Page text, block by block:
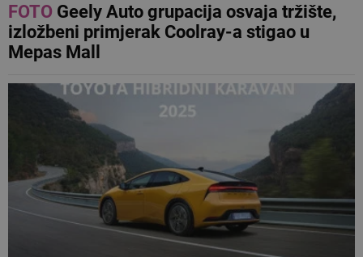
FOTOGeely Auto grupacija osvaja tržište,
izložbeni primjerak Coolray-a stigao u
Mepas Mall